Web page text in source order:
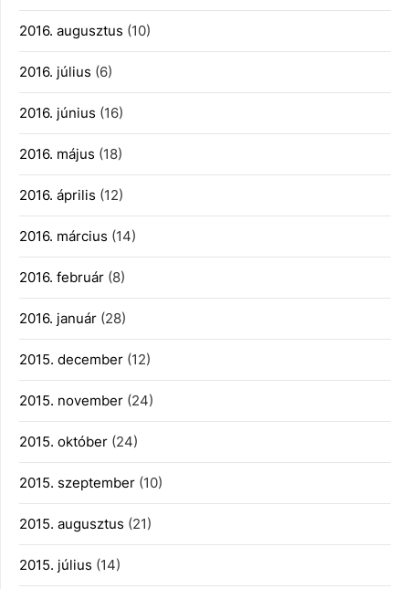
2016. augusztus (10)
2016. július (6)
2016. június (16)
2016. május (18)
2016. április (12)
2016. március (14)
2016. február (8)
2016. január (28)
2015. december (12)
2015. november (24)
2015. október (24)
2015. szeptember (10)
2015. augusztus (21)
2015. július (14)